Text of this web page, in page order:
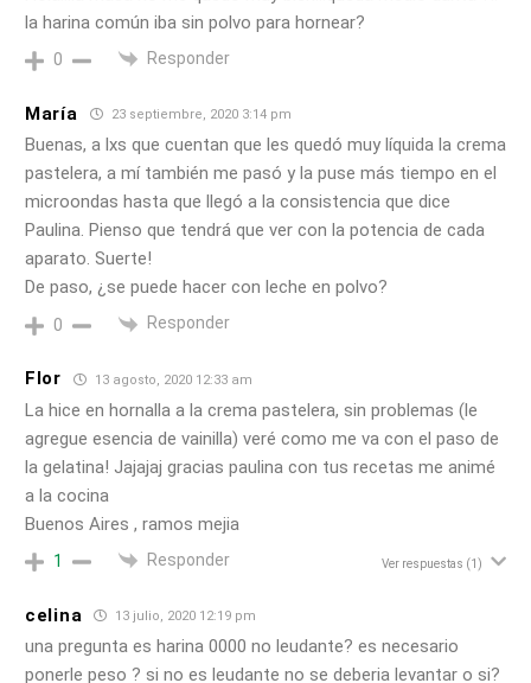
la harina común iba sin polvo para hornear?
0 Responder
María 23 septiembre, 2020 3:14 pm
Buenas, a lxs que cuentan que les quedó muy líquida la crema
pastelera, a mí también me pasó y la puse más tiempo en el
microondas hasta que llegó a la consistencia que dice
Paulina. Pienso que tendrá que ver con la potencia de cada
aparato. Suerte!
De paso, ¿se puede hacer con leche en polvo?
0 Responder
Flor 13 agosto, 2020 12:33 am
La hice en hornalla a la crema pastelera, sin problemas (le
agregue esencia de vainilla) veré como me va con el paso de
la gelatina! Jajajaj gracias paulina con tus recetas me animé
a la cocina
Buenos Aires , ramos mejia
1 Responder Ver respuestas (1)
celina 13 julio, 2020 12:19 pm
una pregunta es harina 0000 no leudante? es necesario
ponerle peso ? si no es leudante no se deberia levantar o si?